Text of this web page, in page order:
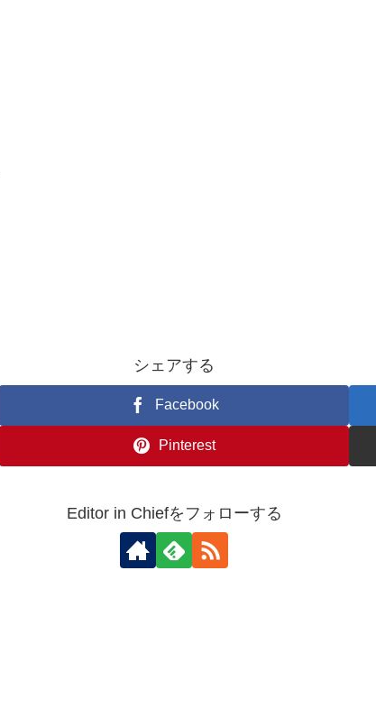
シェアする
Facebook
Pinterest
Editor in Chiefをフォローする